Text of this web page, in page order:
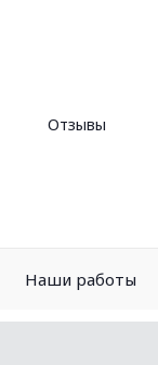
Отзывы
Наши работы